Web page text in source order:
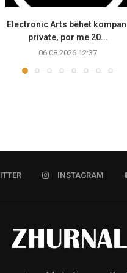
Electronic Arts bëhet
private, por me 20...
06.08.2026 12:37
INSTAGRAM